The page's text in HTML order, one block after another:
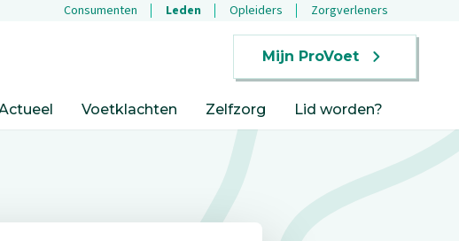
Consumenten Leden Opleiders Zorgverleners
Mijn ProVoet
Voetklachten Zelfzorg Lid worden?